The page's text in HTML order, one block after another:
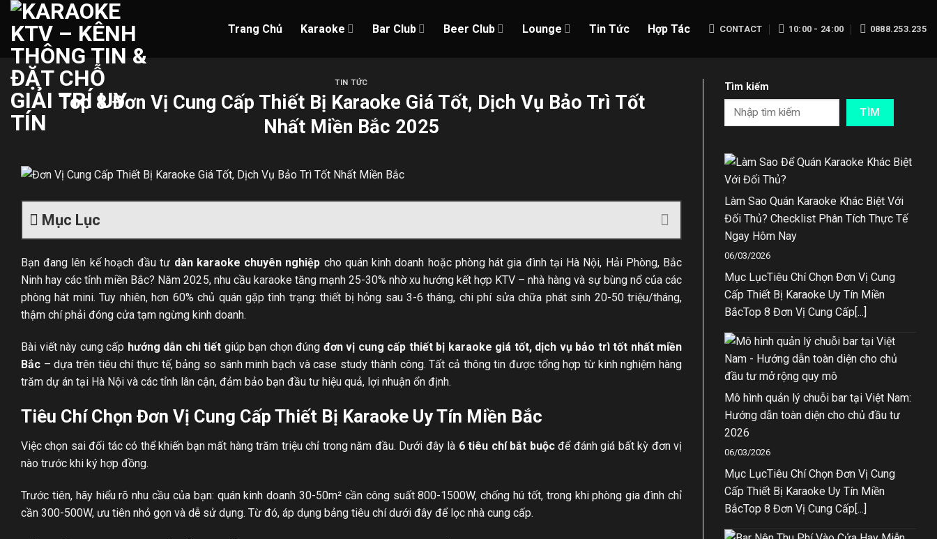
Skip
content
Trang Chủ Karaoke Bar Club Beer Club Lounge Tin Tức Hợp Tác CONTACT 10:00 - 24:00 0888.253.235
TIN TỨC
Top 8 Đơn Vị Cung Cấp Thiết Bị Karaoke Giá Tốt, Dịch Vụ Bảo Trì Tốt
Nhất Miền Bắc 2025
Mục Lục
Bạn đang lên kế hoạch đầu tư dàn karaoke chuyên nghiệp cho quán kinh doanh hoặc phòng hát gia đình tại Hà Nội, Hải Phòng, Bắc
Ninh hay các tỉnh miền Bắc? Năm 2025, nhu cầu karaoke tăng mạnh 25-30% nhờ xu hướng kết hợp KTV – nhà hàng và sự bùng nổ của các
phòng hát mini. Tuy nhiên, hơn 60% chủ quán gặp tình trạng: thiết bị hỏng sau 3-6 tháng, chi phí sửa chữa phát sinh 20-50 triệu/tháng,
thậm chí phải đóng cửa tạm ngừng kinh doanh.
Bài viết này cung cấp hướng dẫn chi tiết giúp bạn chọn đúng đơn vị cung cấp thiết bị karaoke giá tốt, dịch vụ bảo trì tốt nhất miền
Bắc – dựa trên tiêu chí thực tế, bảng so sánh minh bạch và case study thành công. Tất cả thông tin được tổng hợp từ kinh nghiệm hàng
trăm dự án tại Hà Nội và các tỉnh lân cận, đảm bảo bạn đầu tư hiệu quả, lợi nhuận ổn định.
Tiêu Chí Chọn Đơn Vị Cung Cấp Thiết Bị Karaoke Uy Tín Miền Bắc
Việc chọn sai đối tác có thể khiến bạn mất hàng trăm triệu chỉ trong năm đầu. Dưới đây là 6 tiêu chí bắt buộcđể đánh giá bất kỳ đơn vị
nào trước khi ký hợp đồng.
Trước tiên, hãy hiểu rõ nhu cầu của bạn: quán kinh doanh 30-50m² cần công suất 800-1500W, chống hú tốt, trong khi phòng gia đình chỉ
cần 300-500W, ưu tiên nhỏ gọn và dễ sử dụng. Từ đó, áp dụng bảng tiêu chí dưới đây để lọc nhà cung cấp.
Tìm kiếm
TÌM
Làm Sao Quán Karaoke Khác Biệt Với
Đối Thủ? Checklist Phân Tích Thực Tế
Ngay Hôm Nay
06/03/2026
Mục LụcTiêu Chí Chọn Đơn Vị Cung
Cấp Thiết Bị Karaoke Uy Tín Miền
BắcTop 8 Đơn Vị Cung Cấp[...]
Mô hình quản lý chuỗi bar tại Việt Nam:
Hướng dẫn toàn diện cho chủ đầu tư
2026
06/03/2026
Mục LụcTiêu Chí Chọn Đơn Vị Cung
Cấp Thiết Bị Karaoke Uy Tín Miền
BắcTop 8 Đơn Vị Cung Cấp[...]